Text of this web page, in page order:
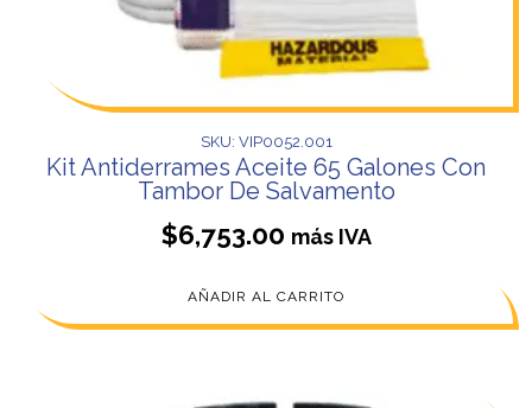
SKU: VIP0052.001
Kit Antiderrames Aceite 65 Galones Con
Tambor De Salvamento
$6,753.00 más IVA
AÑADIR AL CARRITO